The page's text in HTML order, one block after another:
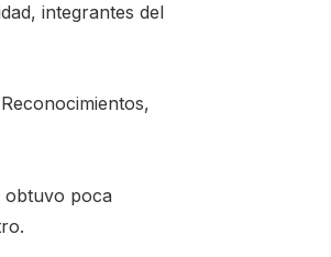
integrantes del
obtuvo poca